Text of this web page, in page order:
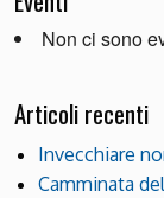
Non ci sono
Articoli recenti
Invecchiare
Camminata